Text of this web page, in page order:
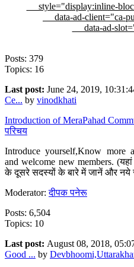
style="display:inline-
data-ad-client="ca-
data-ad-
Posts: 379
Topics: 16
Last post: June 24, 2019,
Ce... by vinodkhati
Introduction of MeraPahad
परिचय
Introduce yourself,Know more
and welcome new members.
के दूसरे सदस्यों के बारे में जानें और नये
Moderator:दीपक पनेरू
Posts: 6,504
Topics: 10
Last post: August 08, 2018,
Good ... by